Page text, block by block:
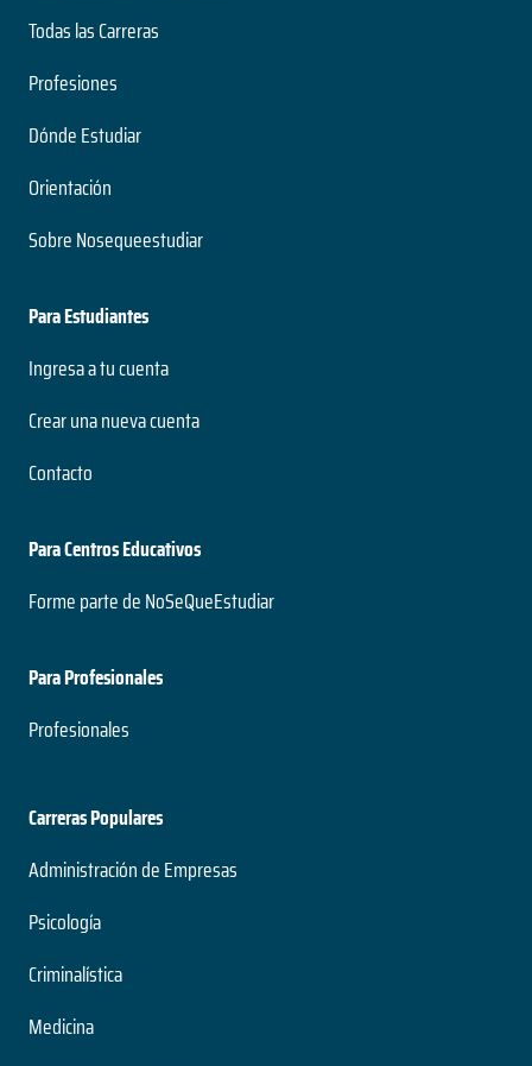
Todas las Carreras
Profesiones
Dónde Estudiar
Orientación
Sobre Nosequeestudiar
Para Estudiantes
Ingresa a tu cuenta
Crear una nueva cuenta
Contacto
Para Centros Educativos
Forme parte de NoSeQueEstudiar
Para Profesionales
Profesionales
Carreras Populares
Administración de Empresas
Psicología
Criminalística
Medicina